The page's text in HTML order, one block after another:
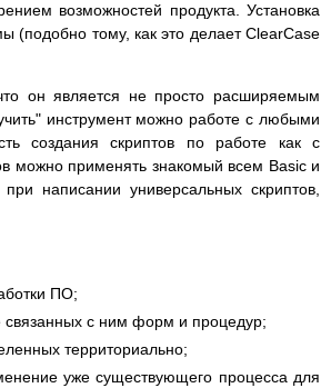
возможностей продукта. Установка
(подобно тому, как это делает ClearCase
он является не просто расширяемым
инструмент можно работе с любыми
создания скриптов по работе как с
можно применять знакомый всем Basic и
написании универсальных скриптов,
ПО;
связанных с ним форм и процедур;
территориально;
уже существующего процесса для